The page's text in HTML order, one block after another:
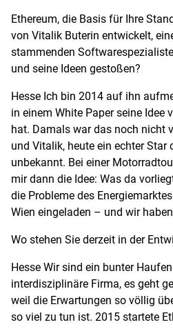
Ethereum, die Basis für Ihre
von Vitalik Buterin entwickelt,
stammenden
und seine Ideen gestoßen?
Hesse Ich bin 2014 auf ihn
in einem White Paper seine Idee
hat. Damals war das noch nicht
und Vitalik, heute ein echter Star
unbekannt. Bei einer
mir dann die Idee: Was da
die Probleme des
Wien eingeladen – und wir
Wo stehen Sie derzeit in der
Hesse Wir sind ein bunter
interdisziplinäre Firma, es geht
weil die Erwartungen so völlig
so viel zu tun ist. 2015 startete